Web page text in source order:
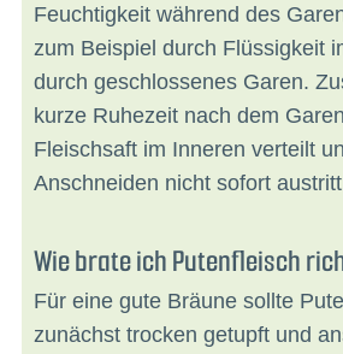
Feuchtigkeit während des
zum Beispiel durch Flüssigkeit
durch geschlossenes Garen.
kurze Ruhezeit nach dem
Fleischsaft im Inneren verteilt
Anschneiden nicht sofort
Wie brate ich Putenfleisch
Für eine gute Bräune sollte
zunächst trocken getupft und